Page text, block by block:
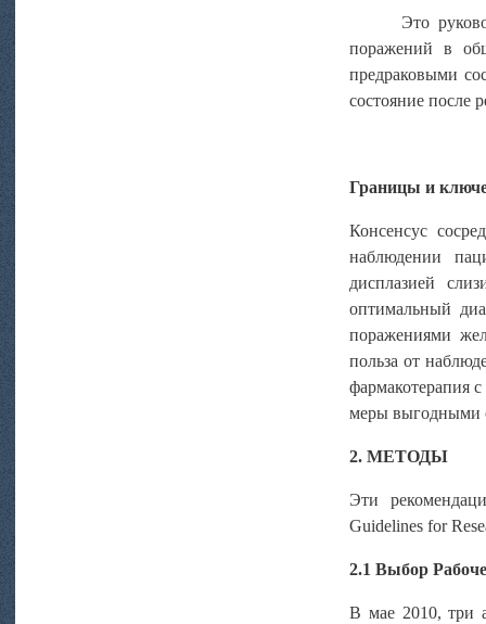
Это
поражений в
предраковыми
состояние после
Границы и
Консенсус
наблюдении
дисплазией
оптимальный
поражениями
польза от
фармакотерапия
меры выгодными
2. МЕТОДЫ
Эти
Guidelines for
2.1 Выбор
В мае 2010, три